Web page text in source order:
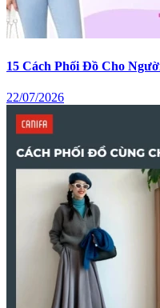
22/07/2026
15 Cách Phối Đồ Cho